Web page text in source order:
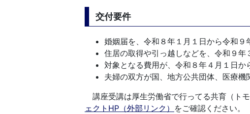
交付要件
婚姻届を、令和８年１月１日から令和
住居の取得や引っ越しなどを、令和９年
対象となる費用が、令和８年４月１日
夫婦の双方が国、地方公共団体、医療
講座受講は厚生労働省で行ってる共育（ト
ェクトHP（外部リンク） をご確認ください。